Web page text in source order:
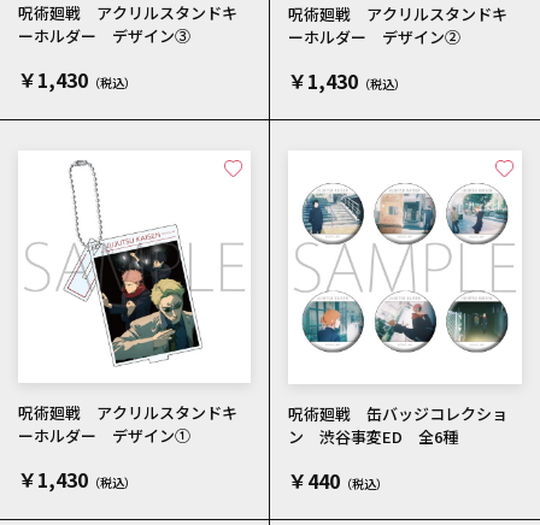
呪術廻戦 アクリルスタンドキ
ーホルダー デザイン③
￥1,430
呪術廻戦 アクリルスタンドキ
ーホルダー デザイン②
￥1,430
呪術廻戦 アクリルスタンドキ
ーホルダー デザイン①
￥1,430
呪術廻戦 缶バッジコレクショ
ン 渋谷事変ED 全6種
￥440